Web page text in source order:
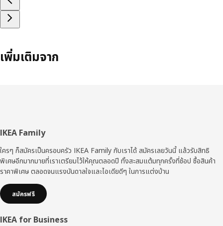
เพิ่มเติมจาก
ส่วน
ท้าย
IKEA Family
ใครๆ ก็สมัครเป็นครอบครัว IKEA Family กับเราได้ สมัครเลยวันนี้ แล้วรับสิทธิ
พิเศษอีกมากมายที่เราเตรียมไว้ให้คุณตลอดปี ทั้งสะสมแต้มทุกครั้งที่ช้อป ซื้อสินค้า
ราคาพิเศษ ตลอดจนแรงบันดาลใจและไอเดียดีๆ ในการแต่งบ้าน
สมัครฟรี
IKEA for Business